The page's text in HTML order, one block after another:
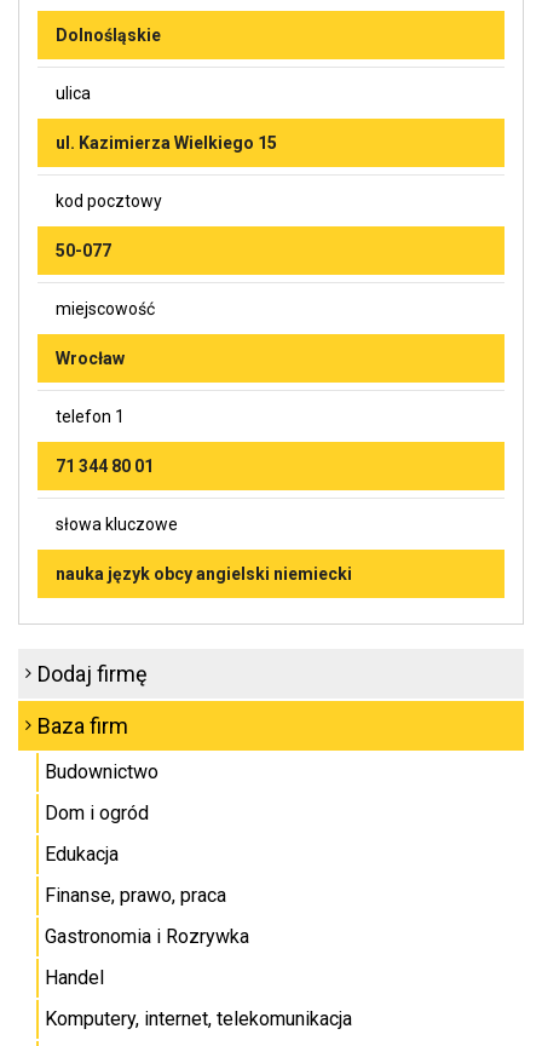
Dolnośląskie
ulica
ul. Kazimierza Wielkiego 15
kod pocztowy
50-077
miejscowość
Wrocław
telefon 1
71 344 80 01
słowa kluczowe
nauka język obcy angielski niemiecki
Dodaj firmę
Baza firm
Budownictwo
Dom i ogród
Edukacja
Finanse, prawo, praca
Gastronomia i Rozrywka
Handel
Komputery, internet, telekomunikacja